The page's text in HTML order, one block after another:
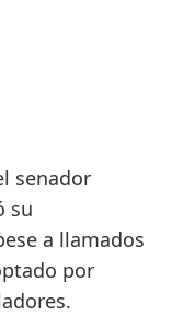
senador
su
a llamados
por